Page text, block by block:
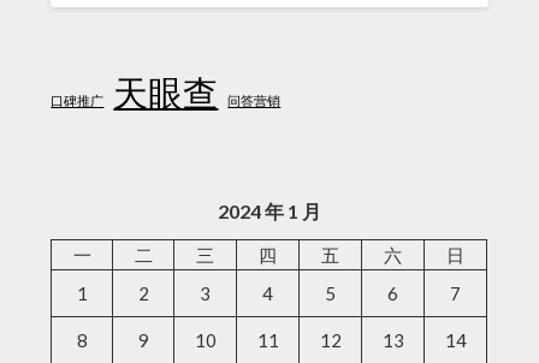
口碑推广 天眼查 问答营销
2024 年 1 月
一 二 三 四 五 六
日
1
2 3 4 5 6 7
8 9 10 11 12 13 14